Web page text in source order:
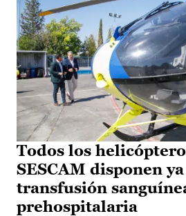
Todos los
SESCAM disponen
transfusión
prehospitalaria